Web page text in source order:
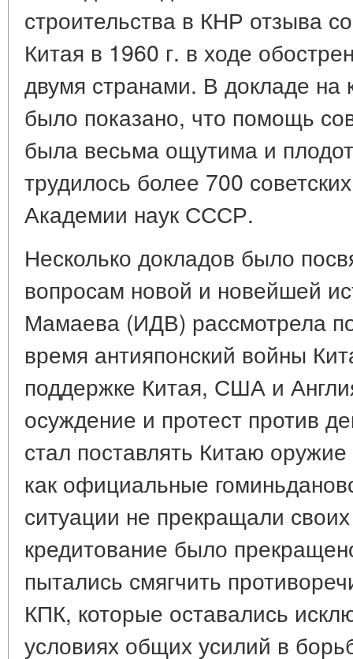
строительства в КНР отзыва
Китая в 1960 г. в ходе
двумя странами. В докладе на
было показано, что помощь
была весьма ощутима и
трудилось более 700
Академии наук СССР.
Несколько докладов было
вопросам новой и новейшей
Мамаева (ИДВ) рассмотрела
время антияпонский войны
поддержке Китая, США и
осуждение и протест против
стал поставлять Китаю
как официальные
ситуации не прекращали
кредитование было
пытались смягчить
КПК, которые оставались
условиях общих усилий в